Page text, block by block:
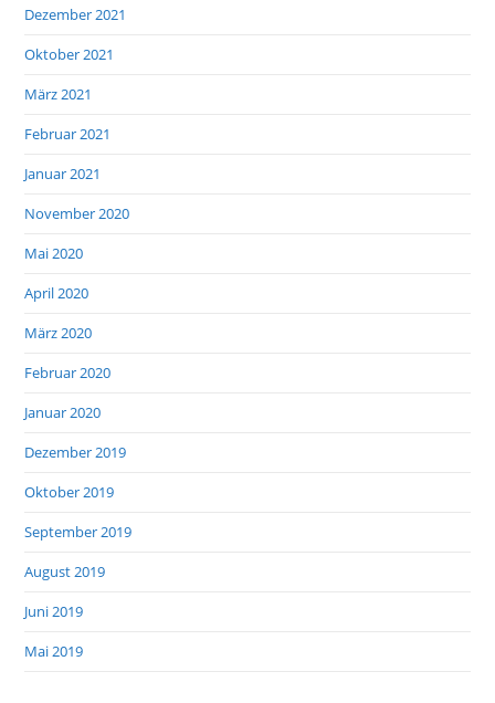
Dezember 2021
Oktober 2021
März 2021
Februar 2021
Januar 2021
November 2020
Mai 2020
April 2020
März 2020
Februar 2020
Januar 2020
Dezember 2019
Oktober 2019
September 2019
August 2019
Juni 2019
Mai 2019